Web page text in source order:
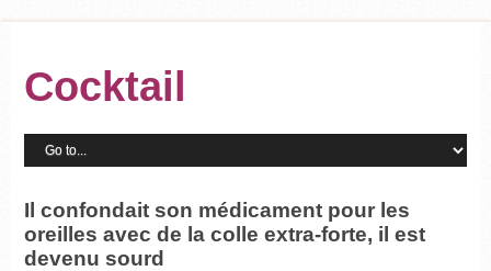
Cocktail
Il confondait son médicament pour les
oreilles avec de la colle extra-forte, il est
devenu sourd